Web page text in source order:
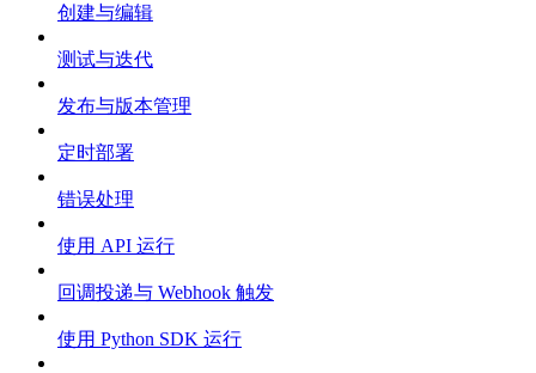
创建与编辑
测试与迭代
发布与版本管理
定时部署
错误处理
使用 API 运行
回调投递与 Webhook 触发
使用 Python SDK 运行